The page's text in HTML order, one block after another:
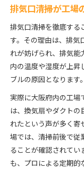
法
法
高まる需要に応
排気口清
工場内排気
ント
エビデンス
工場内排気
排気口清掃が工場
排気口清掃を徹底する
す。その理由は、排気
れが妨げられ、排気能
内の温度や湿度が上昇
ブルの原因となります。
実際に大阪府内の工場
は、換気扇やダクトの
れたという声が多く寄
場では、清掃前後で従
ることが確認されてい
も、プロによる定期的